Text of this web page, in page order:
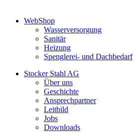
WebShop
Wasserversorgung
Sanitär
Heizung
Spenglerei- und Dachbedarf
Stocker Stahl AG
Über uns
Geschichte
Ansprechpartner
Leitbild
Jobs
Downloads